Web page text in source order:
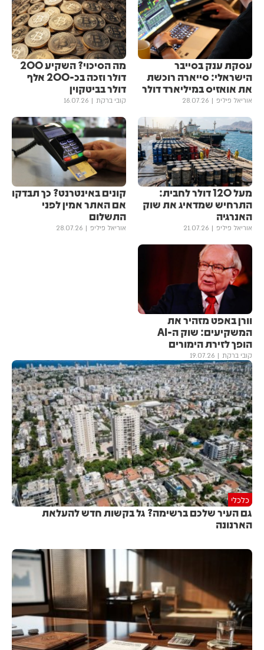
עסקת ענק בסייבר
הישראלי: סייארה רוכשת
את אואזיס במיליארד דולר
אוריאל פיליפ 28.07.26
מה הסיכוי? השקיע 200
דולר וזכה בכ-200 אלף
דולר בביטקוין
קובי ברקת 16.07.26
מעל 120 דולר לחבית:
התרחיש שמדאיג את שוק
האנרגיה
אוריאל פיליפ 21.07.26
קונים באינטרנט? כך תבדקו
אם האתר אמין לפני
התשלום
אוריאל פיליפ 28.07.26
וורן באפט מזהיר את
המשקיעים: שוק ה-AI
הופך לזירת הימורים
קובי ברקת 19.07.26
כלכלי
גם העיר שלכם ברשימה? גל בקשות חדש להעלאת
הארנונה